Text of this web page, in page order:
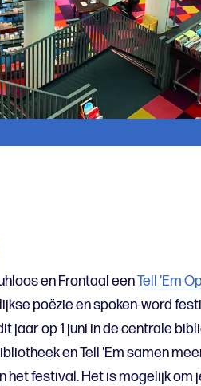
en Frontaal eenTell 'Em
poëzie en spoken-word
jaar op 1 juni in de centrale
en Tell 'Em samen
het festival. Het is mogelijk om